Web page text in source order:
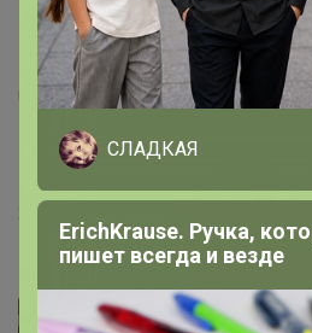
Ирбир
У меня тоже красная и линяет.
Большая.
26 января, 2019 11:34
ViLka
СЛАДКАЯ
ErichKrause. Ручка,
пишет всегда и везде